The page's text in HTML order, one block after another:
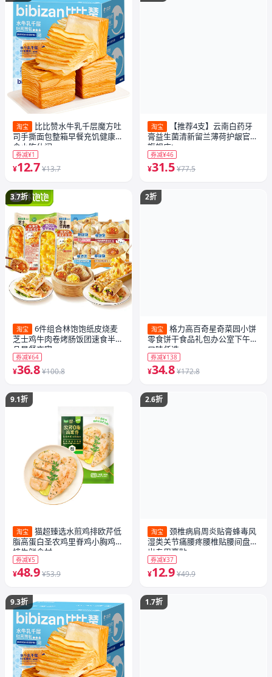
淘宝
比比赞水牛乳千层魔方吐
司手撕面包整箱早餐充饥健康零
食小吃休闲
券减¥1
¥12.7 ¥13.7
3.7折
淘宝
6件组合林饱饱纸皮烧麦
芝士鸡牛肉卷烤肠饭团速食半成
品早餐夜宵
券减¥64
¥36.8 ¥100.8
9.1折
淘宝
猫超臻选水煎鸡排欧芹低
脂高蛋白圣农鸡里脊鸡小胸鸡胸
排生鲜食材
券减¥5
¥48.9 ¥53.9
9.3折
淘宝
【推荐4支】云南白药牙
膏益生菌清新留兰薄荷护龈官方
旗舰店t
券减¥46
¥31.5 ¥77.5
2折
淘宝
格力高百奇星奇菜园小饼
零食饼干食品礼包办公室下午茶
口味任选
券减¥138
¥34.8 ¥172.8
2.6折
淘宝
颈椎病肩周炎贴膏蜂毒风
湿类关节痛腰疼腰椎贴腰间盘突
出专用膏贴
券减¥37
¥12.9 ¥49.9
1.7折